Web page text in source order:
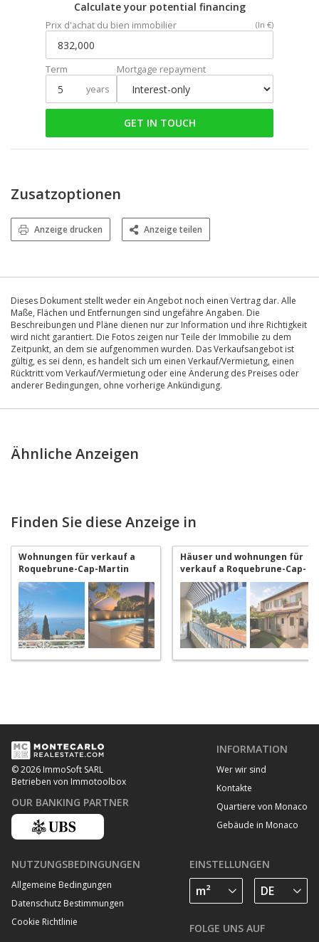
Calculate your potential financing
Prix d'achat du bien immobilier (In €)
Term
years
Mortgage repayment
GET IN TOUCH
Zusatzoptionen
Anzeige drucken Anzeige teilen
Dieses Dokument stellt weder ein Angebot noch einen Vertrag dar. Alle
Maße, Flächen und Entfernungen sind ungefähre Angaben. Die
Beschreibungen und Pläne dienen nur zur Information und ihre Richtigkeit
wird nicht garantiert. Die Fotos zeigen nur Teile der Immobilie zu dem
Zeitpunkt, an dem sie aufgenommen wurden. Das Verkaufsangebot ist
gültig, es sei denn, es handelt sich um einen Verkauf/Vermietung, einen
Rücktritt vom Verkauf/Vermietung oder eine Änderung des Preises oder
anderer Bedingungen, ohne vorherige Ankündigung.
Ähnliche Anzeigen
Finden Sie diese Anzeige in
Wohnungen für verkauf a
Roquebrune-Cap-Martin
Häuser und wohnungen für
verkauf a Roquebrune-Cap-
Martin
© 2026 ImmoSoft SARL
Betrieben von Immotoolbox
OUR BANKING PARTNER
INFORMATION
Wer wir sind
Kontakte
Quartiere von Monaco
Gebäude in Monaco
NUTZUNGSBEDINGUNGEN
Allgemeine Bedingungen
Datenschutz Bestimmungen
Cookie Richtlinie
EINSTELLUNGEN
FOLGE UNS AUF